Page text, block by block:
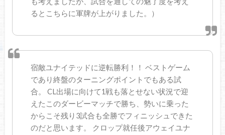
るとこちらに軍牌が上がりました。）
宿敵ユナイテッドに逆転勝利！！ ベストゲーム
であり終盤のターニングポイントでもある試
合。 CL出場に向けて1戦も落とせない状況で迎
えたこのダービーマッチで勝ち、勢いに乗った
からこそ残り3試合も全勝でフィニッシュできた
のだと思います。 クロップ就任後アウェイユナ